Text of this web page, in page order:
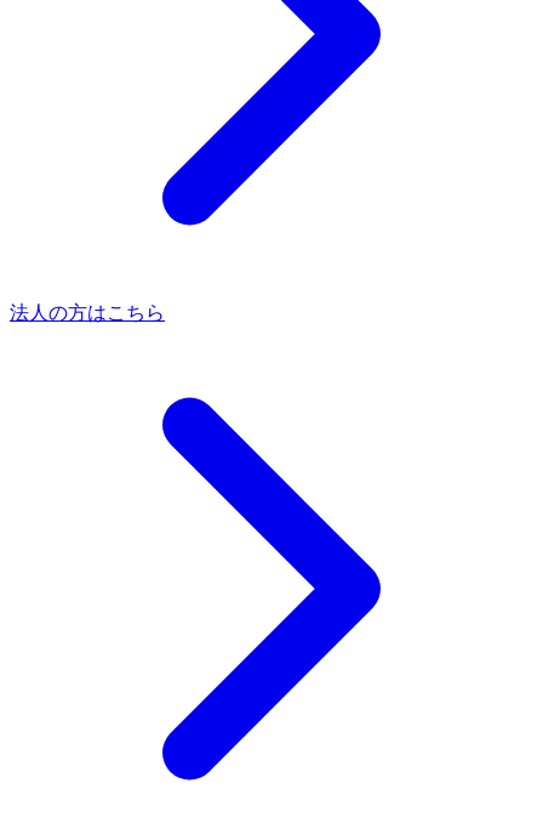
法人の方はこちら